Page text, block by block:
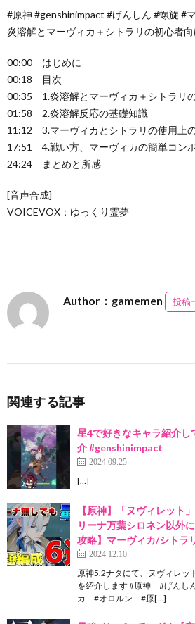
#原神 #genshinimpact #げんしん #螺旋 #
炎溶解とマーヴィカ＋シトラリの初心者向
00:00 はじめに
00:18 目次
00:35 1.炎溶解とマーヴィカ＋シトラリ
01:58 2.炎溶解反応の基礎知識
11:12 3.マーヴィカとシトラリの使用上
17:51 4.戦い方、マーヴィカの簡単コン
24:24 まとめと所感
[音声合成]
VOICEVOX：ゆっくり霊夢
Author：gamemen 投稿
関連する記事
星4で好きなキャラ紹介
介 #genshinimpact
2024.09.25
[…]
【原神】「ヌヴィレット
リーナ万葉シロネン以外
攻略】マーヴィカ/シト
2024.12.10
原神5.2ナタにて、ヌヴィレッ
を紹介します #原神 #げんし
カ #オロルン #原[…]